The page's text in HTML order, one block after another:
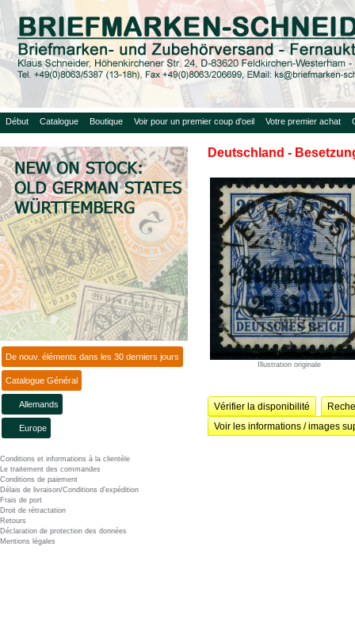
Début Catalogue Boutique Voir pour un premier coup d'oeil Votre premier achat
De nouv. éléments dans les 30 derniers jours
Catalogue Général
Allemands
Europe
Conditions et informations à la clientèle
Le traitement des commandes
Conditions de paiement
Délais de livraison/Conditions d'expédition
Frais de port
Droit de rétractation
Retours
Déclaration de protection des données
Mentions légales
Deutschland -
Illustration originale
Vérifier la disponibilité
Voir les informations / images